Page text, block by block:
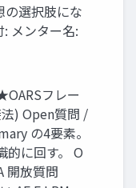
選択肢にな
メンター名:
フレー
) Open質問 /
の4要素。
的に回す。 O
開放質問